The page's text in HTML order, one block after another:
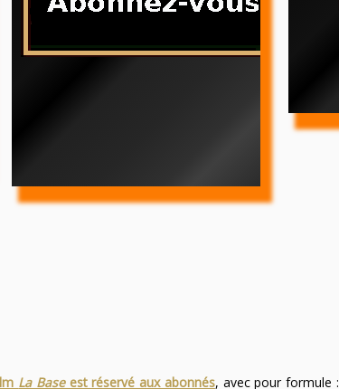
La Baseest réservé aux abonnés, avec pour formule :